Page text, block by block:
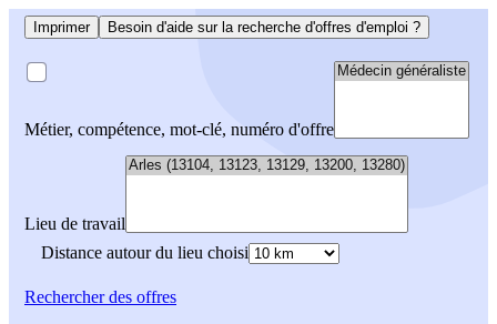
Imprimer Besoin d'aide sur la recherche d'offres d'emploi ?
Métier, compétence, mot-clé, numéro d'offre
Lieu de travail
Distance autour du lieu choisi
Rechercherdes offres